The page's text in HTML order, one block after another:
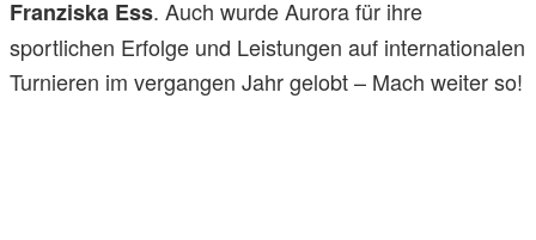
Franziska Ess. Auch wurde Aurora für ihre
sportlichen Erfolge und Leistungen auf internationalen
Turnieren im vergangen Jahr gelobt – Mach weiter so!